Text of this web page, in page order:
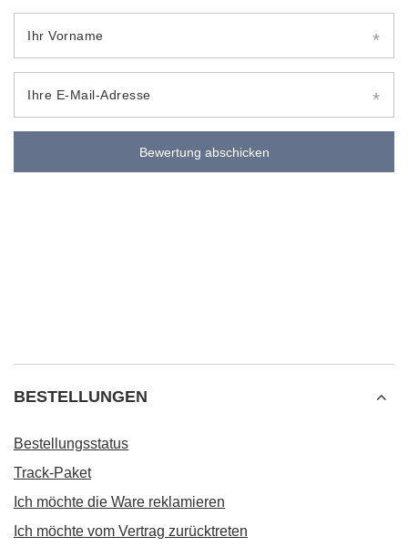
Ihr Vorname
Ihre E-Mail-Adresse
Bewertung abschicken
BESTELLUNGEN
Bestellungsstatus
Track-Paket
Ich möchte die Ware reklamieren
Ich möchte vom Vertrag zurücktreten